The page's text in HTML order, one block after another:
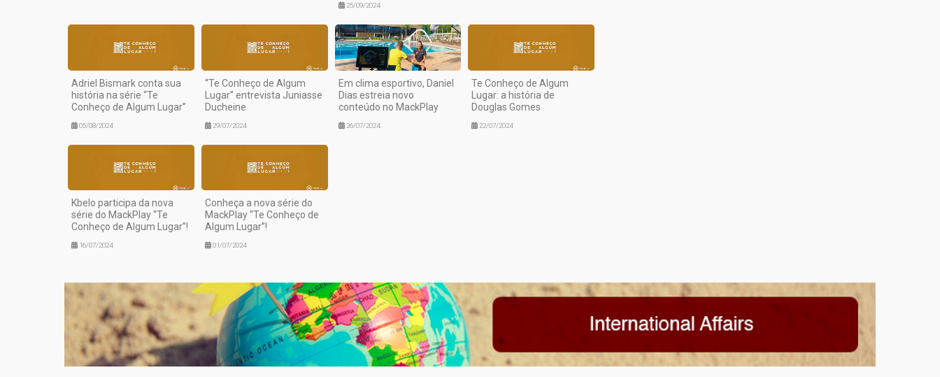
25/09/2024
Adriel Bismark conta sua
história na série “Te
Conheço de Algum Lugar”
05/08/2024
“Te Conheço de Algum
Lugar” entrevista Juniasse
Ducheine
29/07/2024
Em clima esportivo, Daniel
Dias estreia novo
conteúdo no MackPlay
26/07/2024
Te Conheço de Algum
Lugar: a história de
Douglas Gomes
22/07/2024
Kbelo participa da nova
série do MackPlay “Te
Conheço de Algum Lugar”!
16/07/2024
Conheça a nova série do
MackPlay “Te Conheço de
Algum Lugar”!
01/07/2024